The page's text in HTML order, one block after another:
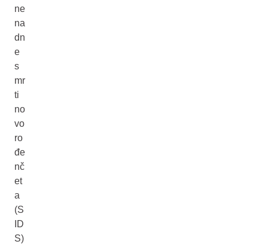
ne
na
dn
e
s
mr
ti
no
vo
ro
đe
nč
et
a
(S
ID
S)